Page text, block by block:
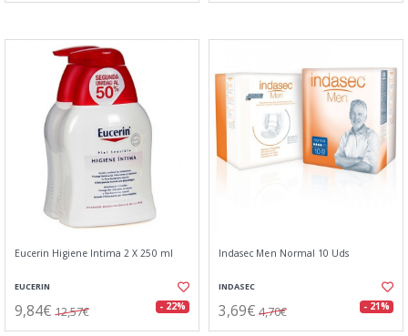
Eucerin Higiene Intima 2 X 250 ml
EUCERIN
9,84€ 12,57€ - 22%
Indasec Men Normal 10 Uds
INDASEC
3,69€ 4,70€ - 21%